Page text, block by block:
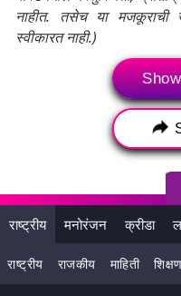
नाहीत. तसेच या मजकूराची
स्वीकारत नाही.)
ICC
ICC Men’s T20I Cricketer
ICC T20 Cricketer Of The
ICC T20 क्रिकेटर ऑफ द इयर
SURYAKUMAR YADAV
आईसीसी पुरुष T20I क्रिकेट ऑफ द
आयसीसी टी-20 क्रिकेटर ऑफ द
राष्ट्रीय मनोरंजन क्रीडा
राष्ट्रीय राजकीय माहिती शिक्षण